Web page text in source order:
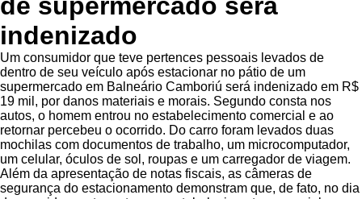
indenizado
Um consumidor que teve pertences pessoais levados de
dentro de seu veículo após estacionar no pátio de um
supermercado em Balneário Camboriú será indenizado em R$
19 mil, por danos materiais e morais. Segundo consta nos
autos, o homem entrou no estabelecimento comercial e ao
retornar percebeu o ocorrido. Do carro foram levados duas
mochilas com documentos de trabalho, um microcomputador,
um celular, óculos de sol, roupas e um carregador de viagem.
Além da apresentação de notas fiscais, as câmeras de
segurança do estacionamento demonstram que, de fato, no dia